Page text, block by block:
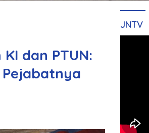
dan PTUN:
JNTV